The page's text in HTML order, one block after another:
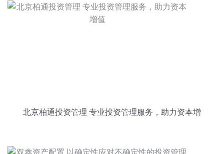
北京柏通投资管理 专业投资管理服务，助力资本增